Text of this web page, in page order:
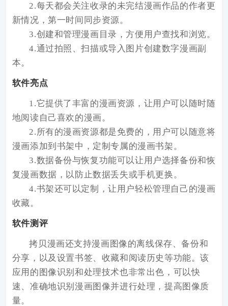
2.每天都会关注收录的未完结漫画作品的作者更
新情况，第一时间同步资源。
3.创建和管理漫画目录，方便用户查找和浏览。
4.通过拍照、扫描或导入图片创建数字漫画副
本。
软件亮点
1.它提供了丰富的漫画资源，让用户可以随时随
地阅读自己喜欢的漫画。
2.所有的漫画资源都是免费的，用户可以随意将
漫画添加到书架中，定制专属的漫画书架。
3.数据备份与恢复功能可以让用户选择备份和恢
复漫画数据，以防止数据丢失或手机更换。
4.书架还可以定制，让用户轻松管理自己的漫画
收藏。
软件测评
拷贝漫画还支持漫画图像的离线保存、备份和
分享，以及设置书签、收藏和阅读历史等功能。该
应用的图像识别和处理技术也非常出色，可以快
速、准确地识别漫画图像并进行处理，提高图像质
量。